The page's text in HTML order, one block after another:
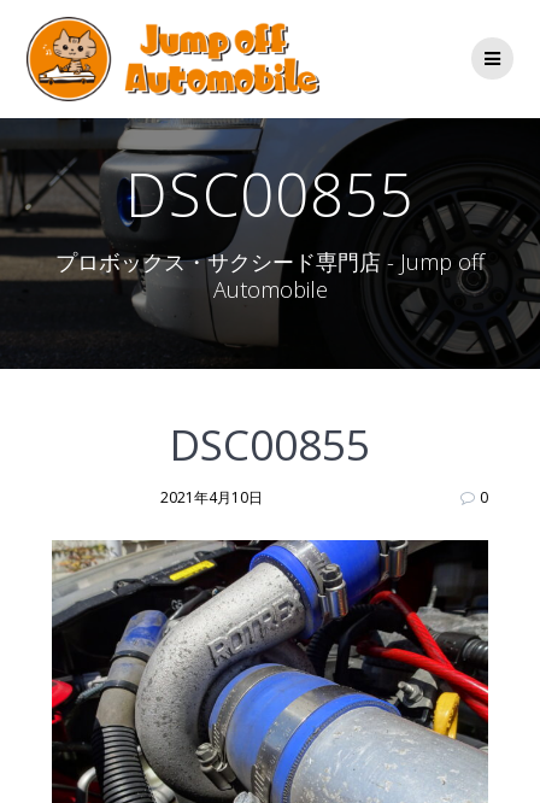
ン
テ
ン
ツ
キ
ッ
DSC00855
プロボックス・サクシード専門店 - Jump off
Automobile
DSC00855
2021年4月10日 0